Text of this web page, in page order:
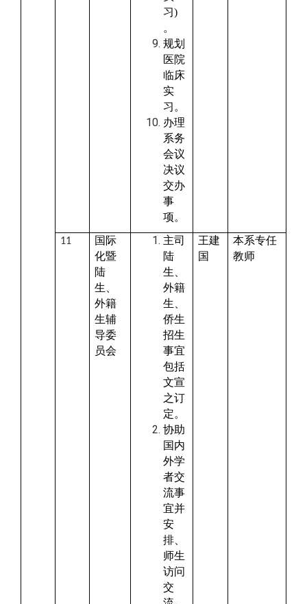
习)
。
规划
医院
临床
实
习。
办理
系务
会议
决议
交办
事
项。
11
国际
化暨
陆
生、
外籍
生辅
导委
员会
主司
陆
生、
外籍
生、
侨生
招生
事宜
包括
文宣
之订
定。
协助
国内
外学
者交
流事
宜并
安
排、
师生
访问
交
王建
国
本系专任
教师